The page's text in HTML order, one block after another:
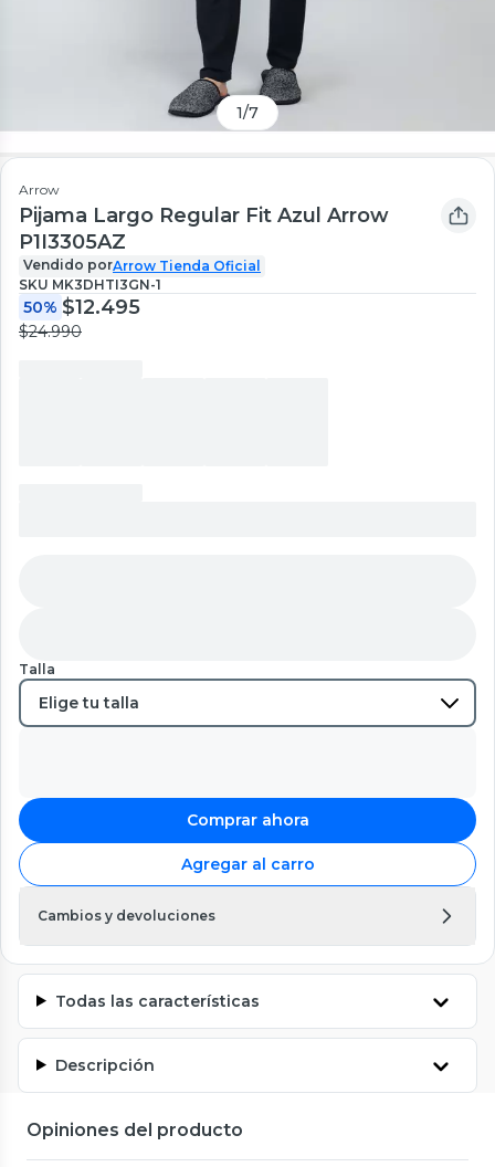
1/7
Arrow
Pijama Largo Regular Fit Azul Arrow
P1I3305AZ
Vendido porArrow Tienda Oficial
SKU MK3DHTI3GN-1
50% $12.495
$24.990
Talla
Comprar ahora
Agregar al carro
Cambios y devoluciones
Todas las características
Descripción
Opiniones del producto